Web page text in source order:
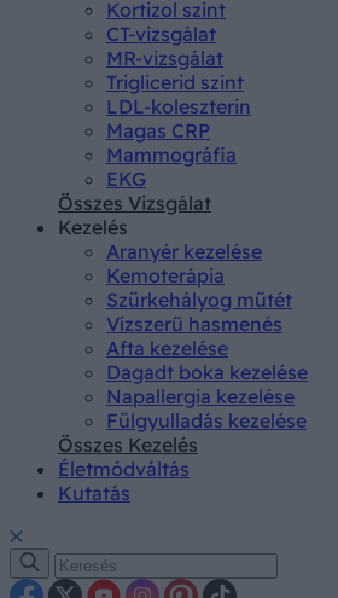
Kortizol szint
CT-vizsgálat
MR-vizsgálat
Triglicerid szint
LDL-koleszterin
Magas CRP
Mammográfia
EKG
Összes Vizsgálat
Kezelés
Aranyér kezelése
Kemoterápia
Szürkehályog műtét
Vízszerű hasmenés
Afta kezelése
Dagadt boka kezelése
Napallergia kezelése
Fülgyulladás kezelése
Összes Kezelés
Életmódváltás
Kutatás